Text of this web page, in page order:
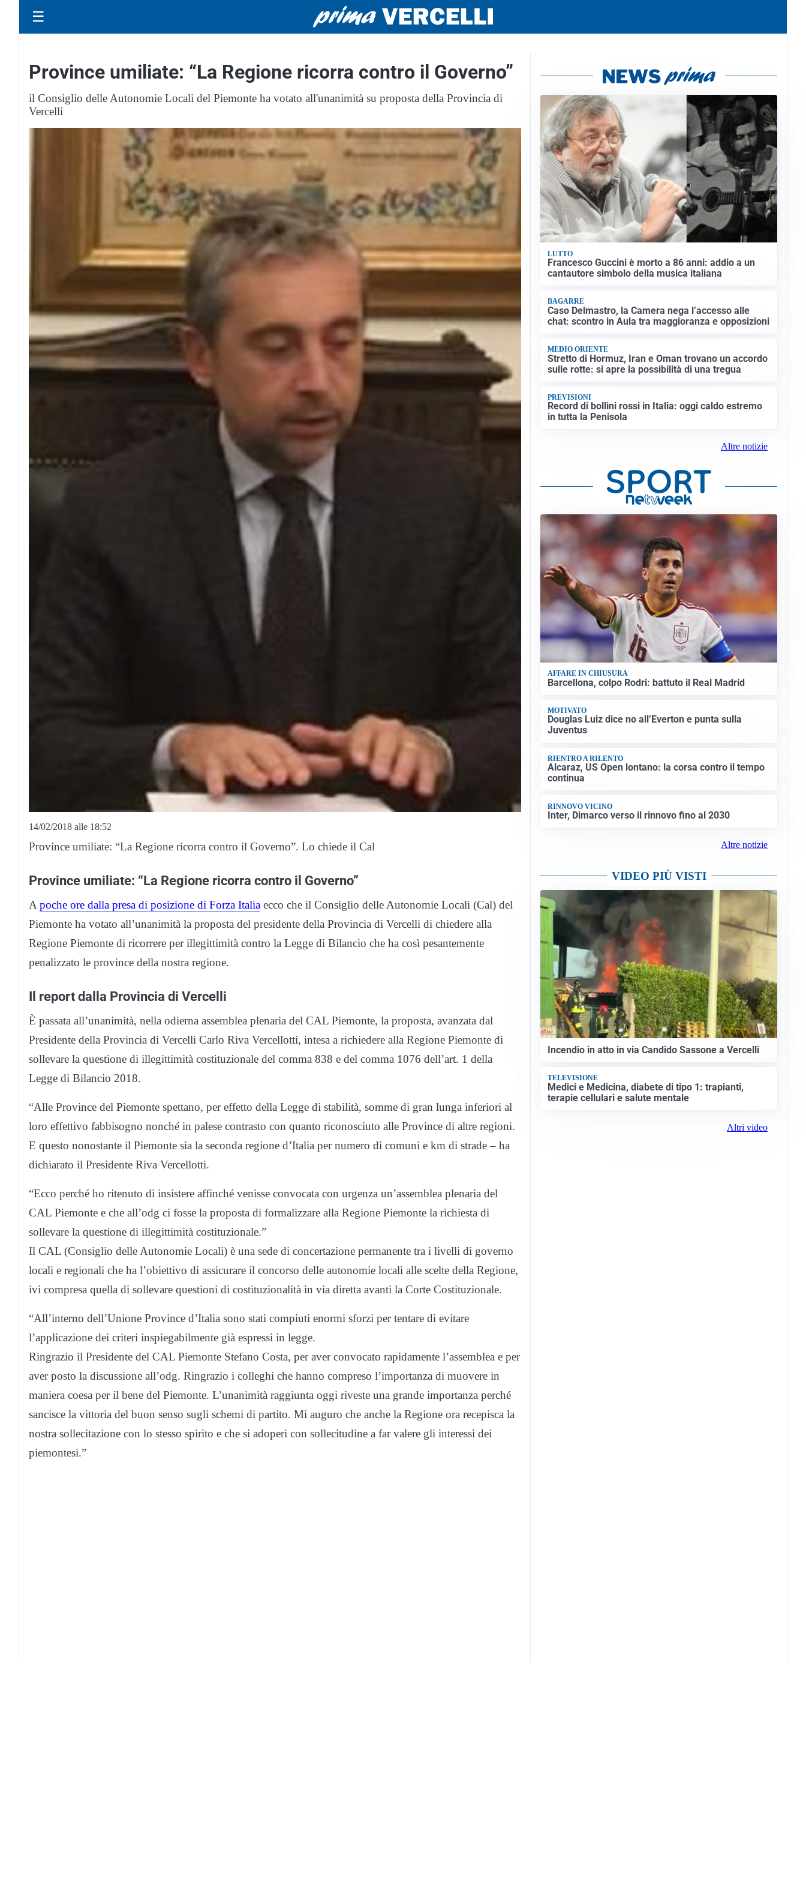
☰
Province umiliate: “La Regione ricorra contro il Governo”
il Consiglio delle Autonomie Locali del Piemonte ha votato all'unanimità su proposta della Provincia di
Vercelli
14/02/2018 alle 18:52
Province umiliate: “La Regione ricorra contro il Governo”. Lo chiede il Cal
Province umiliate: “La Regione ricorra contro il Governo”
Apoche ore dalla presa di posizione di Forza Italia ecco che il Consiglio delle Autonomie Locali (Cal) del
Piemonte ha votato all’unanimità la proposta del presidente della Provincia di Vercelli di chiedere alla
Regione Piemonte di ricorrere per illegittimità contro la Legge di Bilancio che ha così pesantemente
penalizzato le province della nostra regione.
Il report dalla Provincia di Vercelli
È passata all’unanimità, nella odierna assemblea plenaria del CAL Piemonte, la proposta, avanzata dal
Presidente della Provincia di Vercelli Carlo Riva Vercellotti, intesa a richiedere alla Regione Piemonte di
sollevare la questione di illegittimità costituzionale del comma 838 e del comma 1076 dell’art. 1 della
Legge di Bilancio 2018.
“Alle Province del Piemonte spettano, per effetto della Legge di stabilità, somme di gran lunga inferiori al
loro effettivo fabbisogno nonché in palese contrasto con quanto riconosciuto alle Province di altre regioni.
E questo nonostante il Piemonte sia la seconda regione d’Italia per numero di comuni e km di strade – ha
dichiarato il Presidente Riva Vercellotti.
“Ecco perché ho ritenuto di insistere affinché venisse convocata con urgenza un’assemblea plenaria del
CAL Piemonte e che all’odg ci fosse la proposta di formalizzare alla Regione Piemonte la richiesta di
sollevare la questione di illegittimità costituzionale.”
Il CAL (Consiglio delle Autonomie Locali) è una sede di concertazione permanente tra i livelli di governo
locali e regionali che ha l’obiettivo di assicurare il concorso delle autonomie locali alle scelte della Regione,
ivi compresa quella di sollevare questioni di costituzionalità in via diretta avanti la Corte Costituzionale.
“All’interno dell’Unione Province d’Italia sono stati compiuti enormi sforzi per tentare di evitare
l’applicazione dei criteri inspiegabilmente già espressi in legge.
Ringrazio il Presidente del CAL Piemonte Stefano Costa, per aver convocato rapidamente l’assemblea e per
aver posto la discussione all’odg. Ringrazio i colleghi che hanno compreso l’importanza di muovere in
maniera coesa per il bene del Piemonte. L’unanimità raggiunta oggi riveste una grande importanza perché
sancisce la vittoria del buon senso sugli schemi di partito. Mi auguro che anche la Regione ora recepisca la
nostra sollecitazione con lo stesso spirito e che si adoperi con sollecitudine a far valere gli interessi dei
piemontesi.”
LUTTO
Francesco Guccini è morto a 86 anni: addio a un
cantautore simbolo della musica italiana
BAGARRE
Caso Delmastro, la Camera nega l’accesso alle
chat: scontro in Aula tra maggioranza e opposizioni
MEDIO ORIENTE
Stretto di Hormuz, Iran e Oman trovano un accordo
sulle rotte: si apre la possibilità di una tregua
PREVISIONI
Record di bollini rossi in Italia: oggi caldo estremo
in tutta la Penisola
Altre notizie
AFFARE IN CHIUSURA
Barcellona, colpo Rodri: battuto il Real Madrid
MOTIVATO
Douglas Luiz dice no all’Everton e punta sulla
Juventus
RIENTRO A RILENTO
Alcaraz, US Open lontano: la corsa contro il tempo
continua
RINNOVO VICINO
Inter, Dimarco verso il rinnovo fino al 2030
Altre notizie
VIDEO PIÙ VISTI
Incendio in atto in via Candido Sassone a Vercelli
TELEVISIONE
Medici e Medicina, diabete di tipo 1: trapianti,
terapie cellulari e salute mentale
Altri video